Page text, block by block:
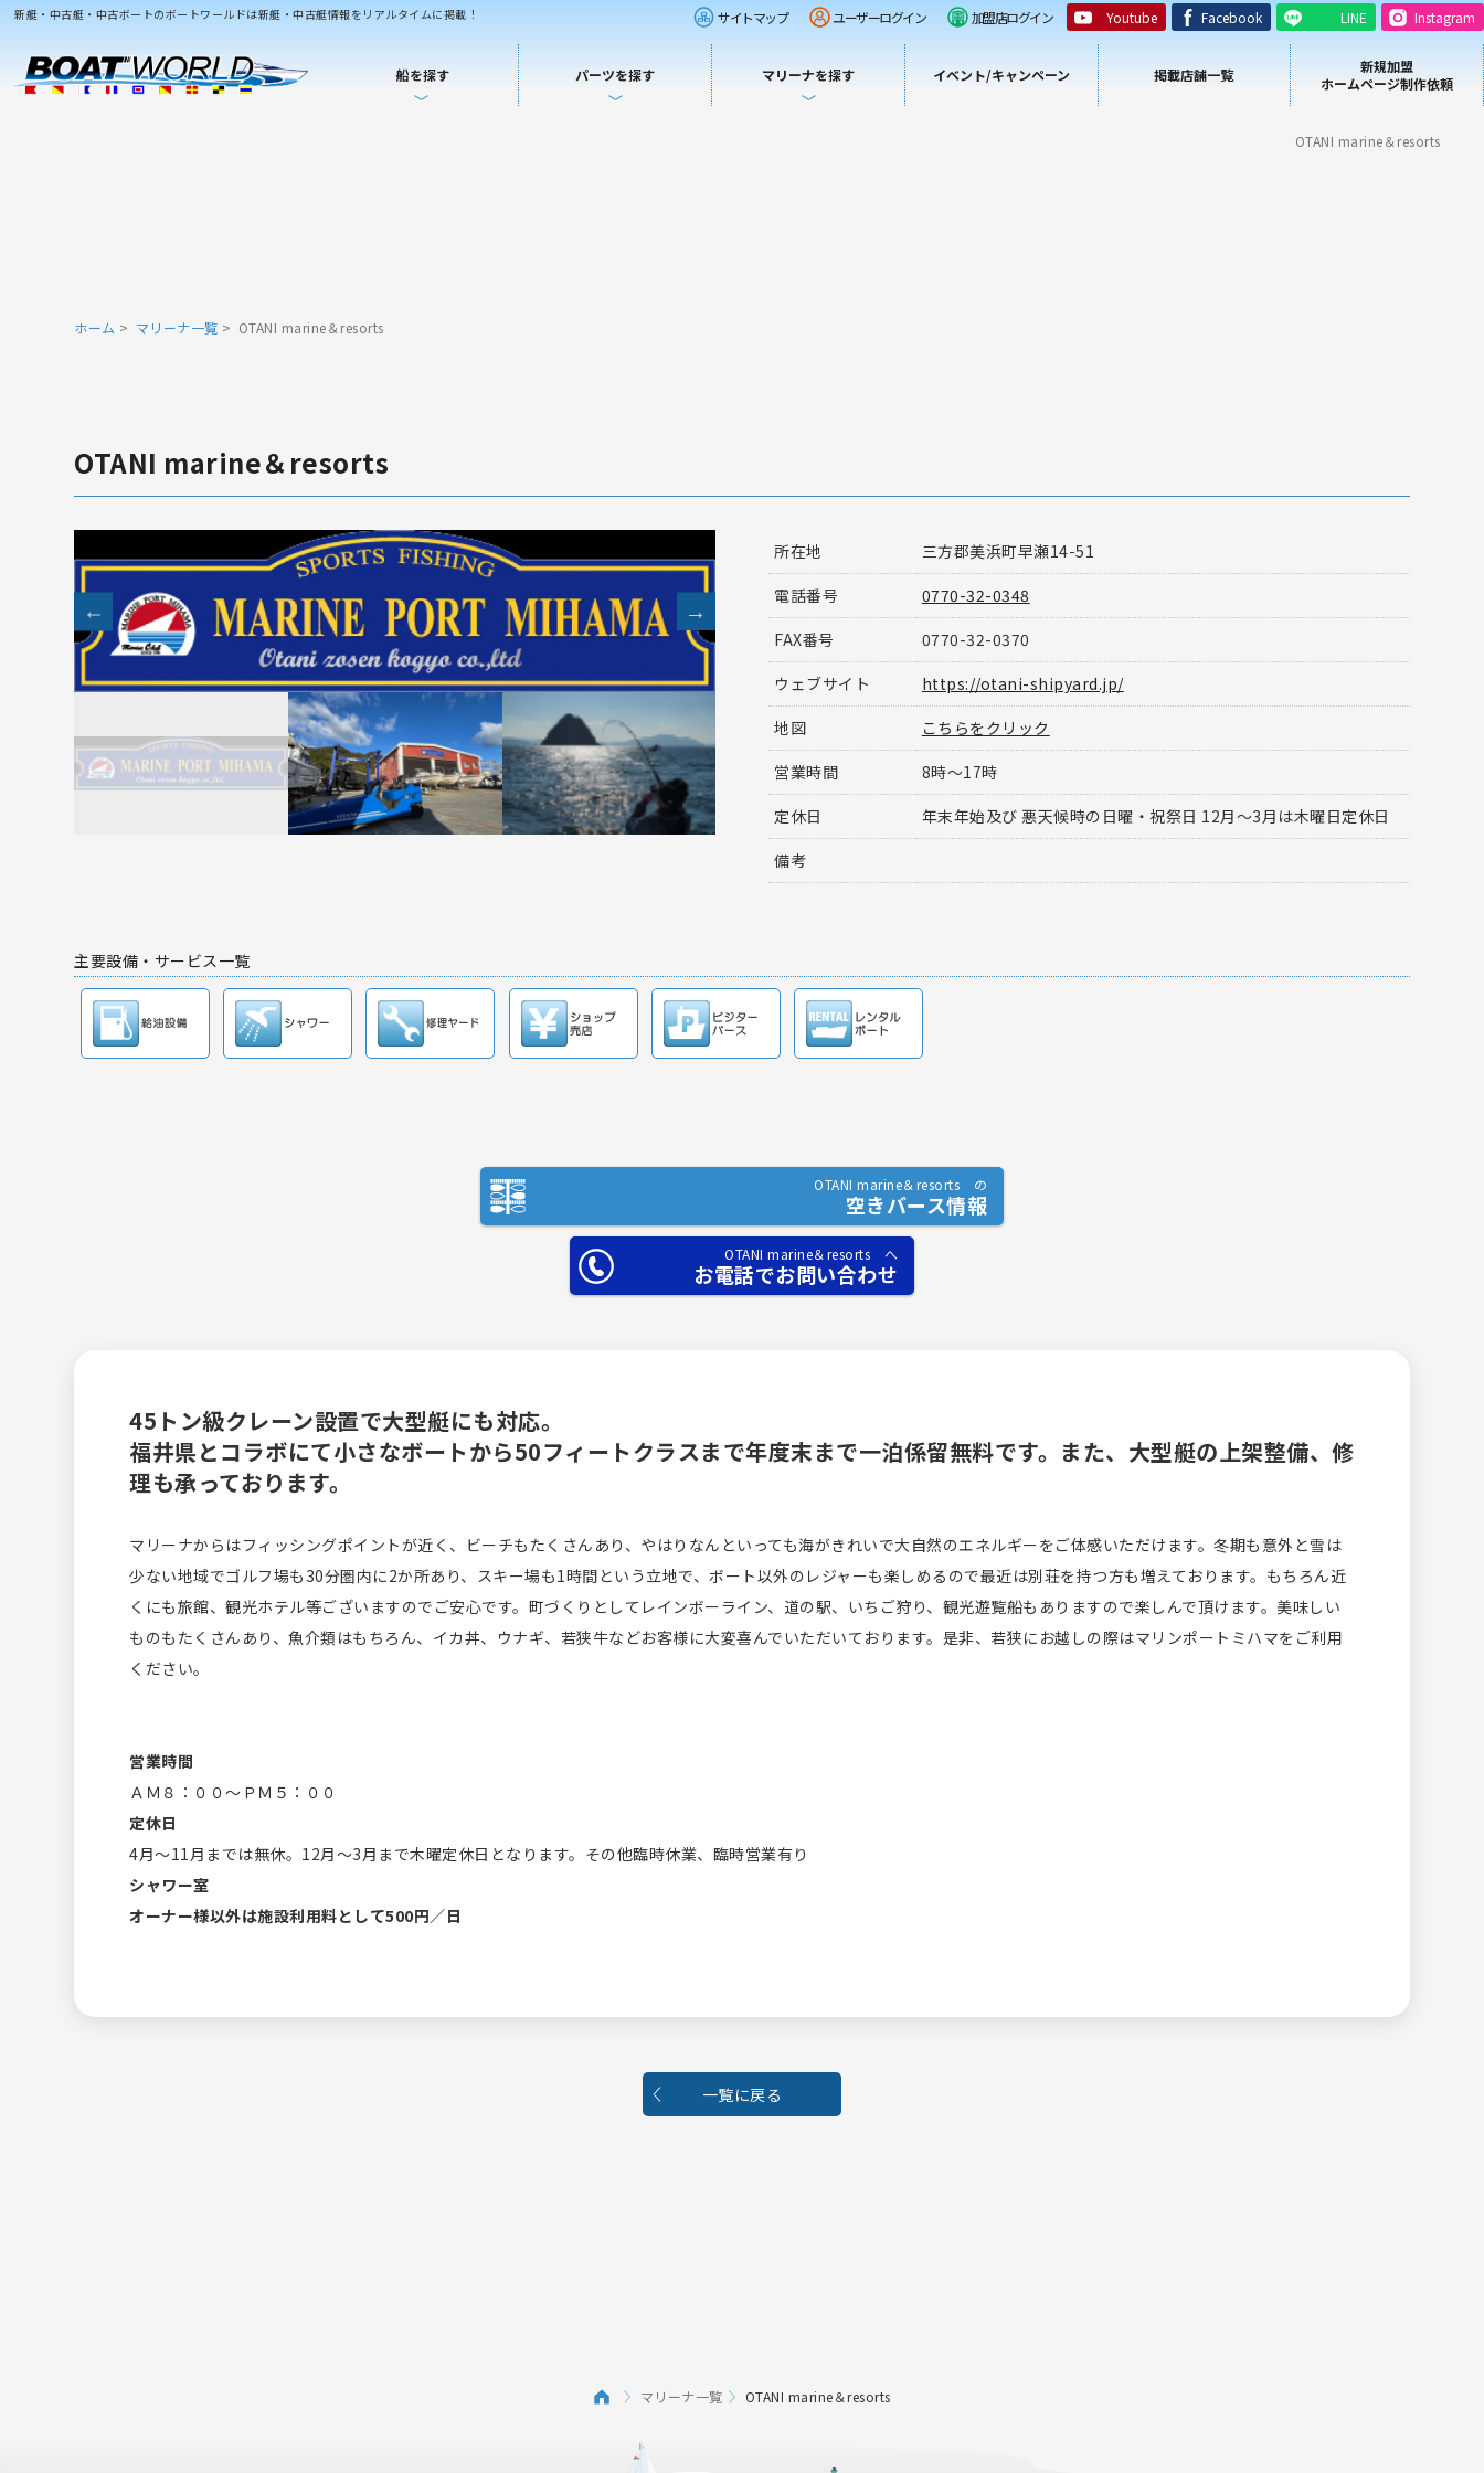
新艇・中古艇・中古ボートのボートワールドは新艇・中古艇情報をリアルタイムに掲載！ サイトマップ ユーザーログイン 加盟店ログイン Youtube Facebook LINE Instagram
船を探す パーツを探す マリーナを探す イベント/キャンペーン 掲載店舗一覧
新規加盟
ホームページ制作依頼
OTANI marine＆resorts
ホーム マリーナ一覧 OTANI marine＆resorts
OTANI marine＆resorts
所在地
三方郡美浜町早瀬14-51
電話番号
0770-32-0348
FAX番号
0770-32-0370
ウェブサイト
https://otani-shipyard.jp/
地図
こちらをクリック
営業時間
8時～17時
定休日
年末年始及び 悪天候時の日曜・祝祭日 12月～3月は木曜日定休日
備考
主要設備・サービス一覧
OTANI marine＆resorts の
空きバース情報
OTANI marine＆resorts へ
お電話でお問い合わせ
45トン級クレーン設置で大型艇にも対応。
福井県とコラボにて小さなボートから50フィートクラスまで年度末まで一泊係留無料です。また、大型艇の上架整備、修
理も承っております。
マリーナからはフィッシングポイントが近く、ビーチもたくさんあり、やはりなんといっても海がきれいで大自然のエネルギーをご体感いただけます。冬期も意外と雪は
少ない地域でゴルフ場も30分圏内に2か所あり、スキー場も1時間という立地で、ボート以外のレジャーも楽しめるので最近は別荘を持つ方も増えております。もちろん近
くにも旅館、観光ホテル等ございますのでご安心です。町づくりとしてレインボーライン、道の駅、いちご狩り、観光遊覧船もありますので楽しんで頂けます。美味しい
ものもたくさんあり、魚介類はもちろん、イカ丼、ウナギ、若狭牛などお客様に大変喜んでいただいております。是非、若狭にお越しの際はマリンポートミハマをご利用
ください。
営業時間
ＡＭ８：００～ＰＭ５：００
定休日
4月～11月までは無休。12月～3月まで木曜定休日となります。その他臨時休業、臨時営業有り
シャワー室
オーナー様以外は施設利用料として500円／日
一覧に戻る
マリーナ一覧 OTANI marine＆resorts